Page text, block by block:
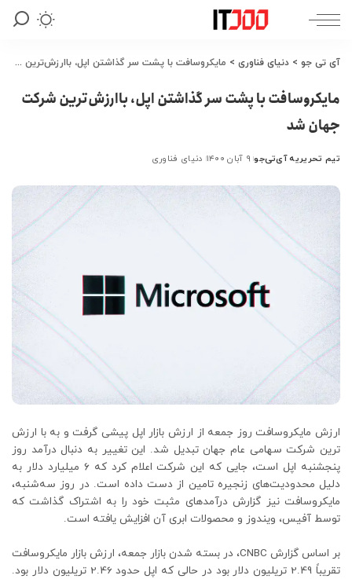
آی تی جو > دنیای فناوری > مایکروسافت با پشت سر گذاشتن اپل، باارزش‌ترین شرکت جهان شد
مایکروسافت با پشت سر گذاشتن اپل، باارزش‌ترین شرکت
جهان شد
ارسال
توسط
تیم تحریریه آی‌تی‌جو ۹ آبان ۱۴۰۰ دنیای فناوری
ارزش مایکروسافت روز جمعه از ارزش بازار اپل پیشی گرفت و به با ارزش
ترین شرکت سهامی عام جهان تبدیل شد. این تغییر به دنبال درآمد روز
پنجشنبه اپل است، جایی که این شرکت اعلام کرد که ۶ میلیارد دلار به
دلیل محدودیت‌های زنجیره تامین از دست داده است. در روز سه‌شنبه،
مایکروسافت نیز گزارش درآمدهای مثبت خود را به اشتراک گذاشت که
توسط آفیس، ویندوز و محصولات ابری آن افزایش یافته است.
بر اساس گزارش CNBC، در بسته شدن بازار جمعه، ارزش بازار مایکروسافت
تقریباً 2.49 تریلیون دلار بود در حالی که اپل حدود 2.46 تریلیون دلار بود.